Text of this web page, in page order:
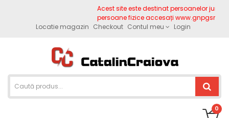
Acest site este destinat persoanelor
persoane fizice accesați www.gnpgsm.ro
Locatie magazin Checkout Contul meu Login
0